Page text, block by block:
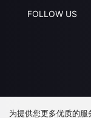
FOLLOW US
下载 APP
为提供您更多优质的